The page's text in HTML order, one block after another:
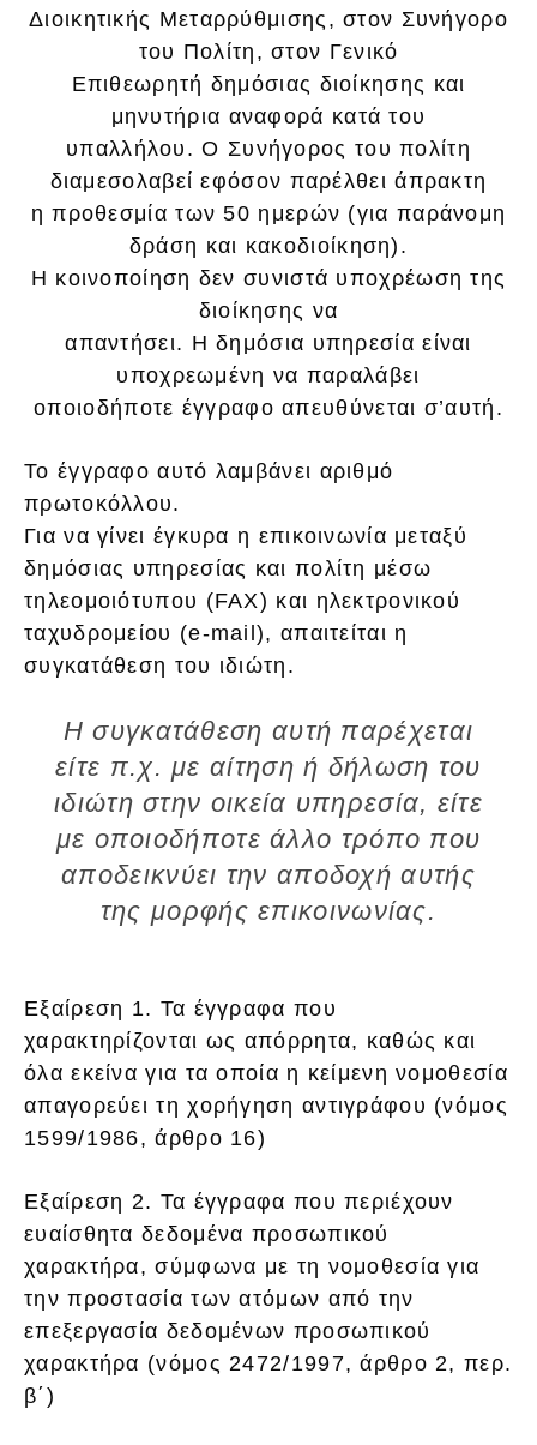
Διοικητικής Μεταρρύθμισης, στον Συνήγορο
του Πολίτη, στον Γενικό
Επιθεωρητή δημόσιας διοίκησης και
μηνυτήρια αναφορά κατά του
υπαλλήλου. Ο Συνήγορος του πολίτη
διαμεσολαβεί εφόσον παρέλθει άπρακτη
η προθεσμία των 50 ημερών (για παράνομη
δράση και κακοδιοίκηση).
Η κοινοποίηση δεν συνιστά υποχρέωση της
διοίκησης να
απαντήσει. Η δημόσια υπηρεσία είναι
υποχρεωμένη να παραλάβει
οποιοδήποτε έγγραφο απευθύνεται σ’αυτή.
Το έγγραφο αυτό λαμβάνει αριθμό
πρωτοκόλλου.
Για να γίνει έγκυρα η επικοινωνία μεταξύ
δημόσιας υπηρεσίας και πολίτη μέσω
τηλεομοιότυπου (FAX) και ηλεκτρονικού
ταχυδρομείου (e-mail), απαιτείται η
συγκατάθεση του ιδιώτη.
Η συγκατάθεση αυτή παρέχεται
είτε π.χ. με αίτηση ή δήλωση του
ιδιώτη στην οικεία υπηρεσία, είτε
με οποιοδήποτε άλλο τρόπο που
αποδεικνύει την αποδοχή αυτής
της μορφής επικοινωνίας.
Εξαίρεση 1. Τα έγγραφα που
χαρακτηρίζονται ως απόρρητα, καθώς και
όλα εκείνα για τα οποία η κείμενη νομοθεσία
απαγορεύει τη χορήγηση αντιγράφου (νόμος
1599/1986, άρθρο 16)
Εξαίρεση 2. Τα έγγραφα που περιέχουν
ευαίσθητα δεδομένα προσωπικού
χαρακτήρα, σύμφωνα με τη νομοθεσία για
την προστασία των ατόμων από την
επεξεργασία δεδομένων προσωπικού
χαρακτήρα (νόμος 2472/1997, άρθρο 2, περ.
β΄)